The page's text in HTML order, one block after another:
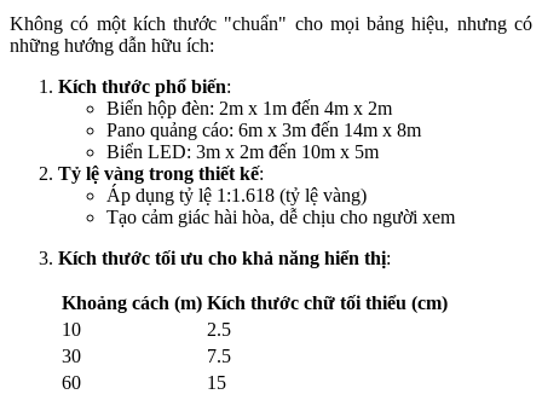
Không có một kích thước "chuẩn" cho mọi bảng hiệu, nhưng có
những hướng dẫn hữu ích:
Kích thước phổ biến:
Biển hộp đèn: 2m x 1m đến 4m x 2m
Pano quảng cáo: 6m x 3m đến 14m x 8m
Biển LED: 3m x 2m đến 10m x 5m
Tỷ lệ vàng trong thiết kế:
Áp dụng tỷ lệ 1:1.618 (tỷ lệ vàng)
Tạo cảm giác hài hòa, dễ chịu cho người xem
Kích thước tối ưu cho khả năng hiển thị:
Khoảng cách (m) Kích thước chữ tối thiểu (cm)
10
2.5
30
7.5
60
15